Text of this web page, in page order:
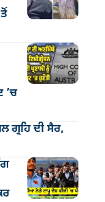
’ਚ
ਗ੍ਰਹਿ ਦੀ ਸੈਰ,